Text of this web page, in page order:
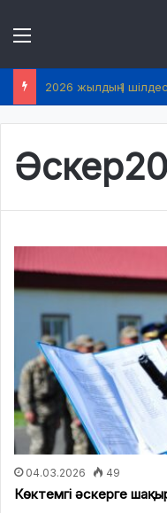
04.03.2026 49
Көктемгі әскерге